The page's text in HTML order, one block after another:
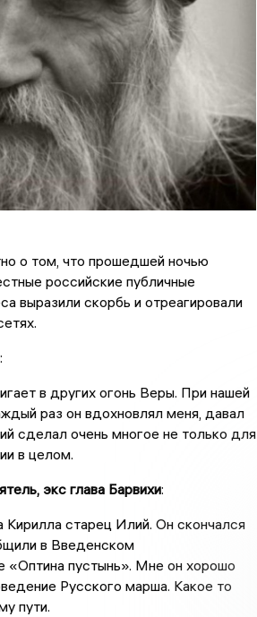
о том, что прошедшей ночью
российские публичные
выразили скорбь и отреагировали
:
в других огонь Веры. При нашей
раз он вдохновлял меня, давал
сделал очень многое не только для
в целом.
экс глава Барвихи:
старец Илий. Он скончался
в Введенском
«Оптина пустынь». Мне он хорошо
Русского марша. Какое то
пути.